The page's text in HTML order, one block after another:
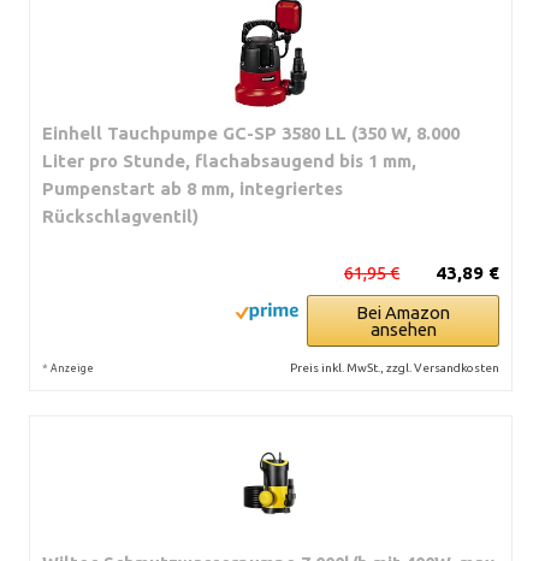
Einhell Tauchpumpe GC-SP 3580 LL (350 W, 8.000
Liter pro Stunde, flachabsaugend bis 1 mm,
Pumpenstart ab 8 mm, integriertes
Rückschlagventil)
43,89 €
61,95 €
Bei Amazon
ansehen
* Anzeige Preis inkl. MwSt., zzgl. Versandkosten